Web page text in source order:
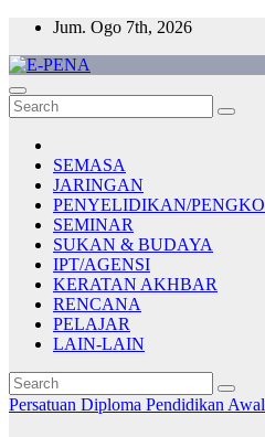
Skip
content
Jum. Ogo 7th, 2026
E-PENA
Berita Digital Terkini
SEMASA
JARINGAN
PENYELIDIKAN/
SEMINAR
SUKAN & BUDAYA
IPT/AGENSI
KERATAN AKHBAR
RENCANA
PELAJAR
LAIN-LAIN
Persatuan Diploma Pendidikan